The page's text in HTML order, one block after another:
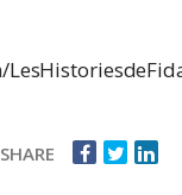
SHARE